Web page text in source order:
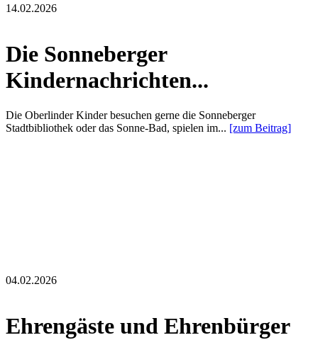
14.02.2026
Die Sonneberger
Kindernachrichten...
Die Oberlinder Kinder besuchen gerne die Sonneberger
Stadtbibliothek oder das Sonne-Bad, spielen im... [zum Beitrag]
04.02.2026
Ehrengäste und Ehrenbürger